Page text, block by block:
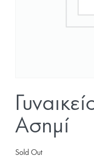
Ασημί
Sold Out